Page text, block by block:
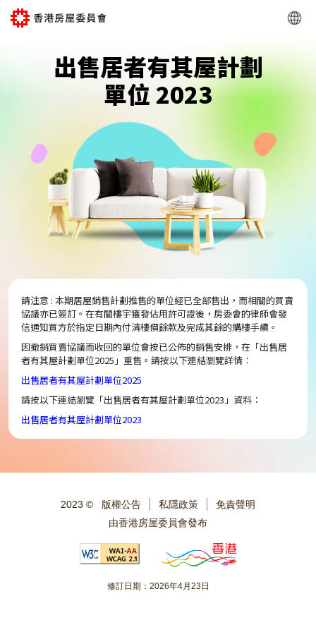
出售居者有其屋計劃
單位 2023
請注意 : 本期居屋銷售計劃推售的單位經已全部售出，而相關的買賣
協議亦已簽訂。在有關樓宇獲發佔用許可證後，房委會的律師會發
信通知買方於指定日期內付清樓價餘款及完成其餘的購樓手續。
因撤銷買賣協議而收回的單位會按已公佈的銷售安排，在「出售居
者有其屋計劃單位2025」重售。請按以下連結瀏覽詳情︰
出售居者有其屋計劃單位2025
請按以下連結瀏覽「出售居者有其屋計劃單位2023」資料：
出售居者有其屋計劃單位2023
2023 © 版權公告 私隱政策
免責聲明
由香港房屋委員會發布
修訂日期： 2026年4月23日